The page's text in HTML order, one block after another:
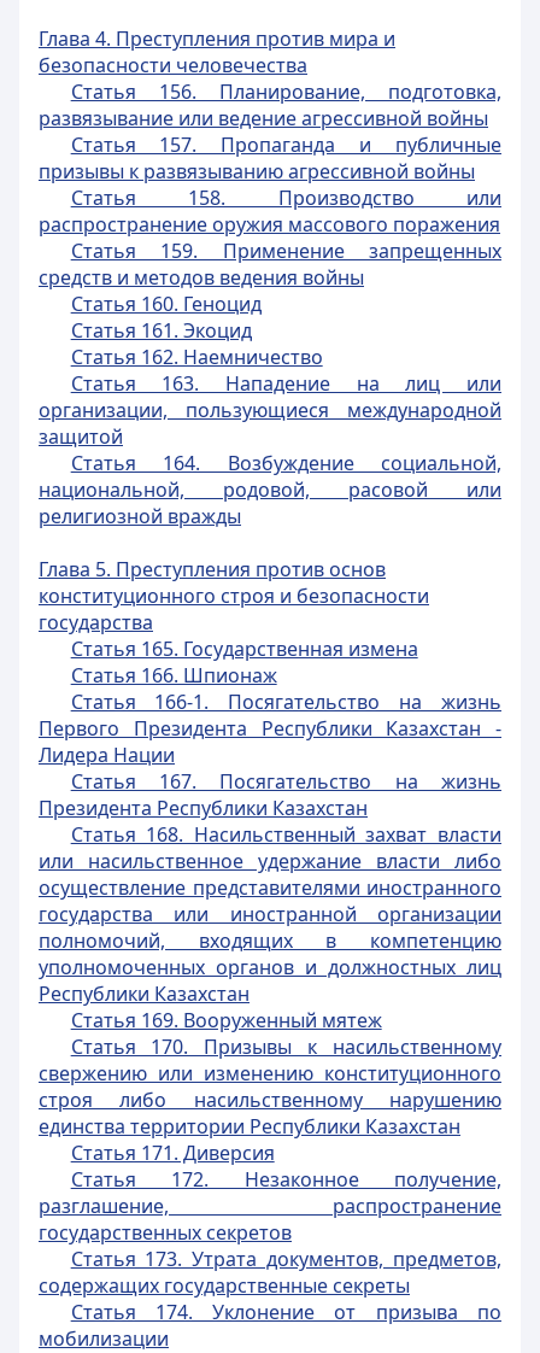
Глава 4. Преступления против мира и
безопасности человечества
Статья 156. Планирование, подготовка,
развязывание или ведение агрессивной войны
Статья 157. Пропаганда и публичные
призывы к развязыванию агрессивной войны
Статья 158. Производство или
распространение оружия массового поражения
Статья 159. Применение запрещенных
средств и методов ведения войны
Статья 160. Геноцид
Статья 161. Экоцид
Статья 162. Наемничество
Статья 163. Нападение на лиц или
организации, пользующиеся международной
защитой
Статья 164. Возбуждение социальной,
национальной, родовой, расовой или
религиозной вражды
Глава 5. Преступления против основ
конституционного строя и безопасности
государства
Статья 165. Государственная измена
Статья 166. Шпионаж
Статья 166-1. Посягательство на жизнь
Первого Президента Республики Казахстан -
Лидера Нации
Статья 167. Посягательство на жизнь
Президента Республики Казахстан
Статья 168. Насильственный захват власти
или насильственное удержание власти либо
осуществление представителями иностранного
государства или иностранной организации
полномочий, входящих в компетенцию
уполномоченных органов и должностных лиц
Республики Казахстан
Статья 169. Вооруженный мятеж
Статья 170. Призывы к насильственному
свержению или изменению конституционного
строя либо насильственному нарушению
единства территории Республики Казахстан
Статья 171. Диверсия
Статья 172. Незаконное получение,
разглашение, распространение
государственных секретов
Статья 173. Утрата документов, предметов,
содержащих государственные секреты
Статья 174. Уклонение от призыва по
мобилизации